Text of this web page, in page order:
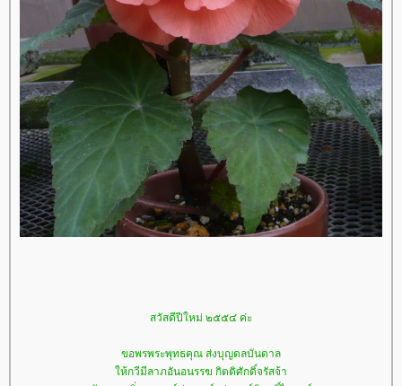
สวัสดีปีใหม่ ๒๕๕๔ ค่ะ
ขอพรพระพุทธคุณ ส่งบุญดลบันดาล
ห้กวีมีลาภอันอนรรฆ กิตติศักดิ์จรัสจ้า